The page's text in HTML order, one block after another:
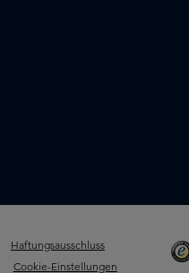
Haftungsausschluss
Cookie-Einstellungen